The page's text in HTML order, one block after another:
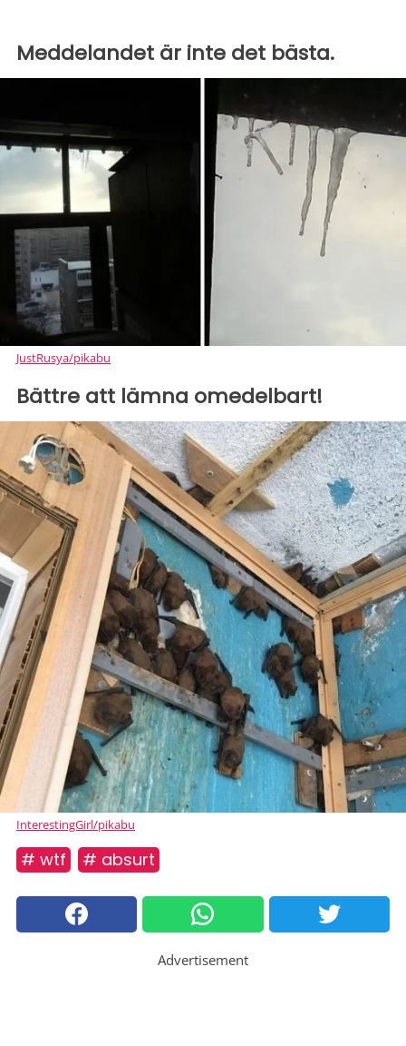
Meddelandet är inte det bästa.
JustRusya/pikabu
Bättre att lämna omedelbart!
InterestingGirl/pikabu
# wtf # absurt
Advertisement